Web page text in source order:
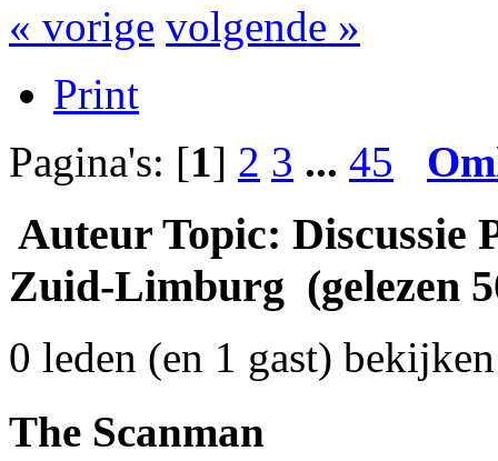
« vorige volgende »
Print
Pagina's: [1] 2 3 ... 45
Auteur Topic: Discussie
Zuid-Limburg (gelezen
0 leden (en 1 gast)
The Scanman